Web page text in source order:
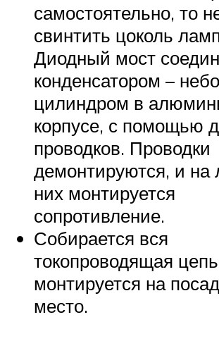
самостоятельно, то
свинтить цоколь
Диодный мост
конденсатором –
цилиндром в
корпусе, с помощью
проводков. Проводки
демонтируются, и на
них монтируется
сопротивление.
Собирается вся
токопроводящая
монтируется на
место.